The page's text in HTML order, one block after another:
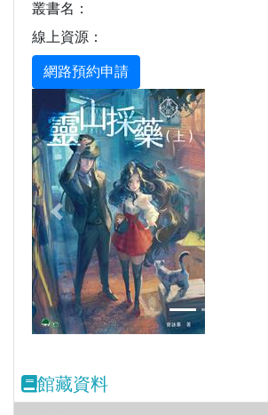
叢書名：
線上資源：
Previous
館藏資料